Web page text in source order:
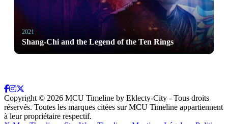
2021
Shang-Chi and the Legend of the Ten Rings
Copyright © 2026 MCU Timeline by Eklecty-City - Tous droits
réservés. Toutes les marques citées sur MCU Timeline appartiennent
à leur propriétaire respectif.